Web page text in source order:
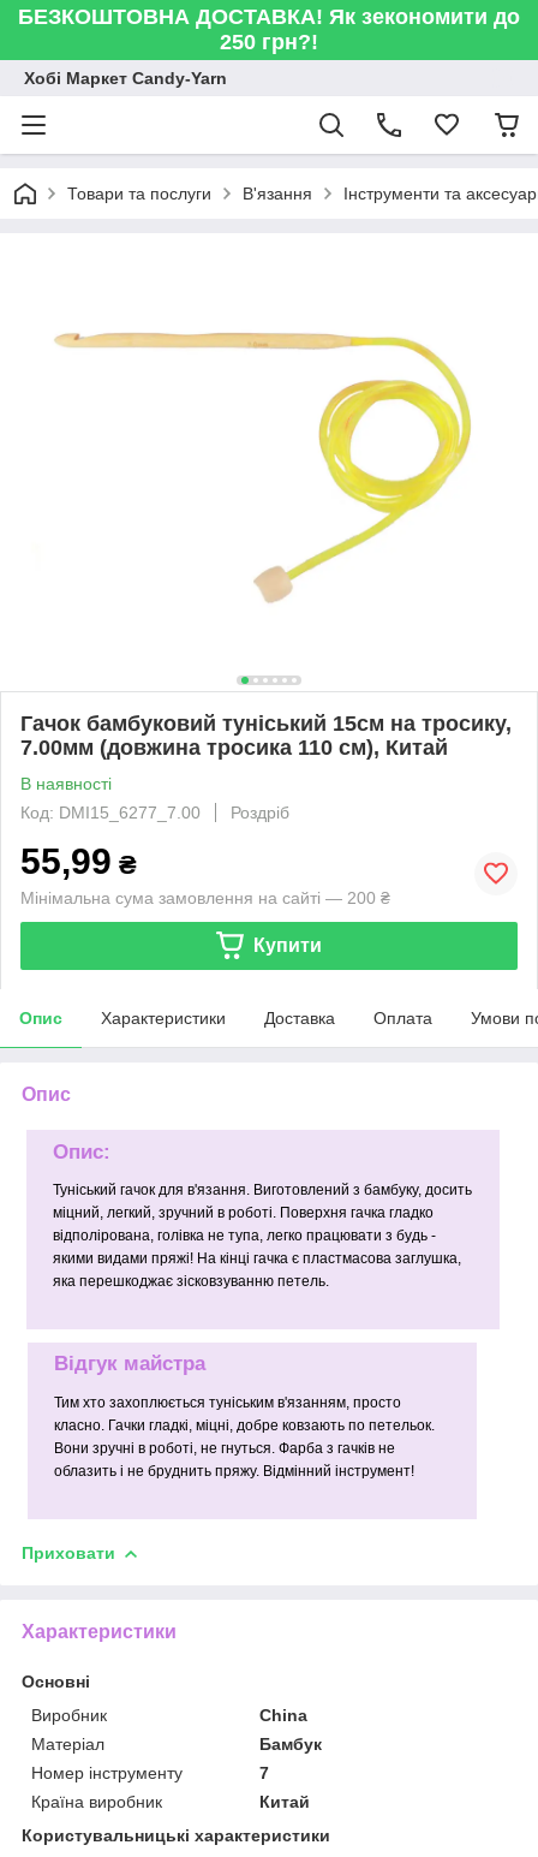
БЕЗКОШТОВНА ДОСТАВКА! Як зекономити до
250 грн?!
Хобі Маркет Candy-Yarn
Товари та послуги В'язання Інструменти та
Гачок бамбуковий туніський 15см на тросику,
7.00мм (довжина тросика 110 см), Китай
В наявності
Код: DMI15_6277_7.00
Роздріб
55,99 ₴
Мінімальна сума замовлення на сайті — 200 ₴
Купити
Опис Характеристики Доставка Оплата Умови
Опис
Опис:
Туніський гачок для в'язання. Виготовлений з бамбуку, досить
міцний, легкий, зручний в роботі. Поверхня гачка гладко
відполірована, голівка не тупа, легко працювати з будь -
якими видами пряжі! На кінці гачка є пластмасова заглушка,
яка перешкоджає зісковзуванню петель.
Відгук майстра
Тим хто захоплюється туніським в'язанням, просто
класно. Гачки гладкі, міцні, добре ковзають по петельок.
Вони зручні в роботі, не гнуться. Фарба з гачків не
облазить і не бруднить пряжу. Відмінний інструмент!
Приховати
Характеристики
Основні
Виробник
China
Матеріал
Бамбук
Номер інструменту
7
Країна виробник
Китай
Користувальницькі характеристики